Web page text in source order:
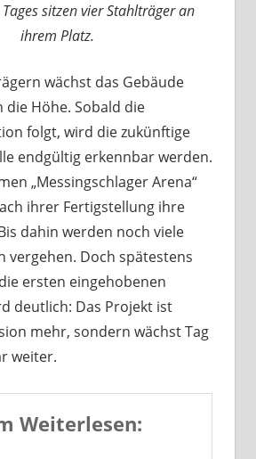
sitzen vier Stahlträger an
ihrem Platz.
wächst das Gebäude
Höhe. Sobald die
folgt, wird die zukünftige
endgültig erkennbar werden.
„Messingschlager Arena“
ihrer Fertigstellung ihre
dahin werden noch viele
vergehen. Doch spätestens
ersten eingehobenen
deutlich: Das Projekt ist
mehr, sondern wächst Tag
weiter.
Weiterlesen: